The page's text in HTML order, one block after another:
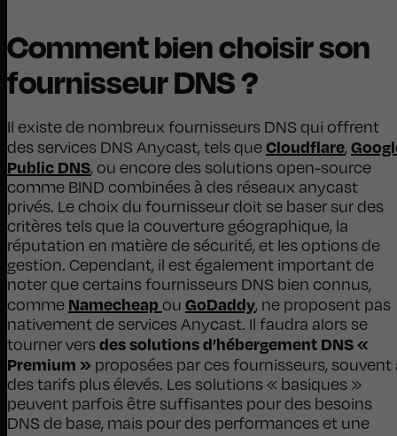
Comment bien choisir son
fournisseur DNS ?
Il existe de nombreux fournisseurs DNS qui offrent
des services DNS Anycast, tels queCloudflare,
Public DNS, ou encore des solutions open-source
comme BIND combinées à des réseaux anycast
privés. Le choix du fournisseur doit se baser sur des
critères tels que la couverture géographique, la
réputation en matière de sécurité, et les options de
gestion. Cependant, il est également important de
noter que certains fournisseurs DNS bien connus,
comme Namecheap ou GoDaddy, ne proposent pas
nativement de services Anycast. Il faudra alors se
tourner versdes solutions d’hébergement DNS «
Premium » proposées par ces fournisseurs, souvent
des tarifs plus élevés. Les solutions « basiques »
peuvent parfois être suffisantes pour des besoins
DNS de base, mais pour des performances et une